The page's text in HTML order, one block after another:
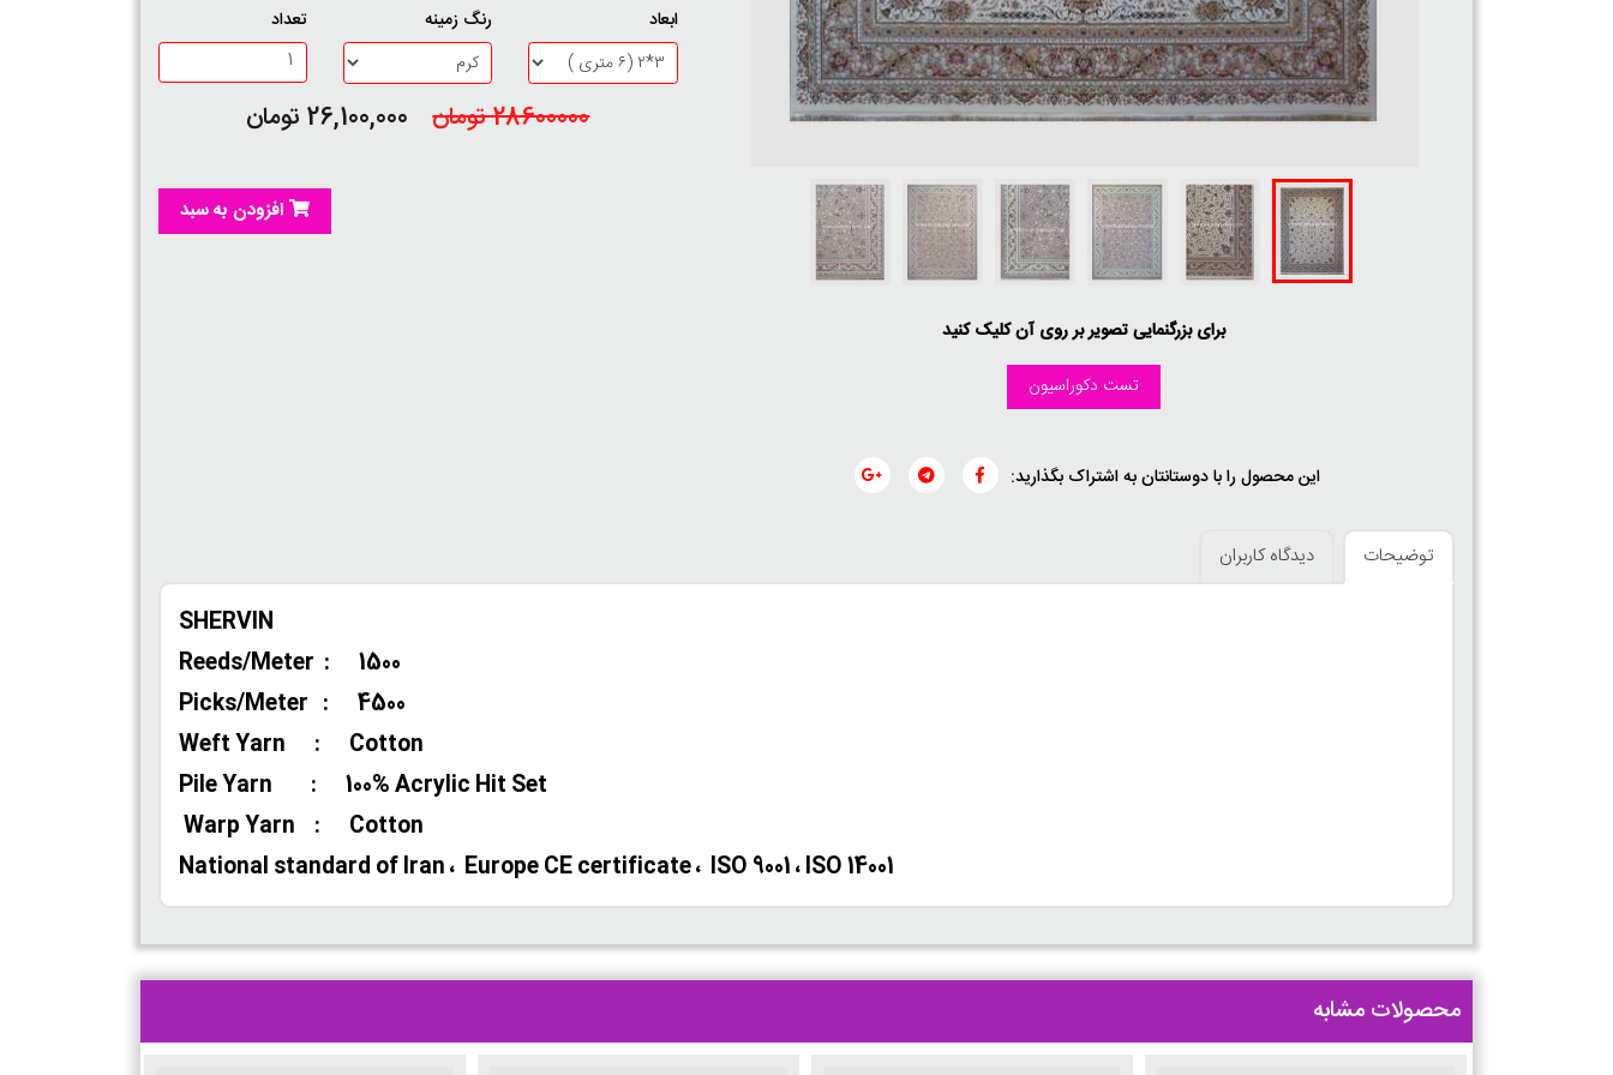
برای بزرگنمایی تصویر بر روی آن کلیک کنید
تست دکوراسیون
این محصول را با دوستانتان به اشتراک بگذارید:
ابعاد رنگ زمینه تعداد
28600000 تومان 26,100,000 تومان
افزودن به سبد
توضیحات دیدگاه کاربران
SHERVIN
Reeds/Meter : 1500
Picks/Meter : 4500
Weft Yarn : Cotton
Pile Yarn : 100% Acrylic Hit Set
Warp Yarn : Cotton
National standard of Iran ، Europe CE certificate ، ISO 9001 ، ISO 14001
محصولات مشابه